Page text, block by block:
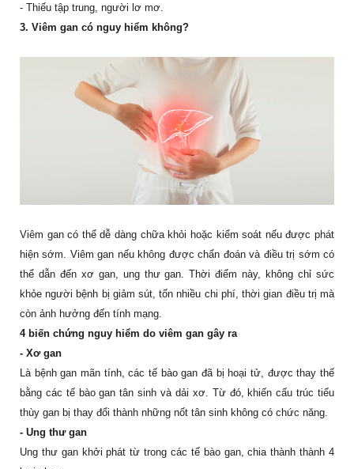
- Thiếu tập trung, người lơ mơ.
3. Viêm gan có nguy hiểm không?
Viêm gan có thể dễ dàng chữa khỏi hoặc kiểm soát nếu được phát
hiện sớm. Viêm gan nếu không được chẩn đoán và điều trị sớm có
thể dẫn đến xơ gan, ung thư gan. Thời điểm này, không chỉ sức
khỏe người bệnh bị giảm sút, tốn nhiều chi phí, thời gian điều trị mà
còn ảnh hưởng đến tính mạng.
4biến chứng nguy hiểm do viêm gan gây ra
- Xơ gan
Là bệnh gan mãn tính, các tế bào gan đã bị hoại tử, được thay thế
bằng các tế bào gan tân sinh và dải xơ. Từ đó, khiến cấu trúc tiểu
thùy gan bị thay đổi thành những nốt tân sinh không có chức năng.
- Ung thư gan
Ung thư gan khởi phát từ trong các tế bào gan, chia thành thành 4